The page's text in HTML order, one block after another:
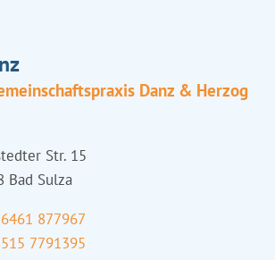
Danz & Herzog
Str. 15
Bad Sulza
877967
7791395